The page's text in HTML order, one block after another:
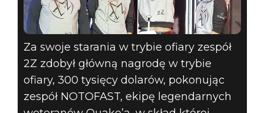
Za swoje starania w trybie ofiary zespół
2Z zdobył główną nagrodę w trybie
ofiary, 300 tysięcy dolarów, pokonując
zespół NOTOFAST, ekipę legendarnych